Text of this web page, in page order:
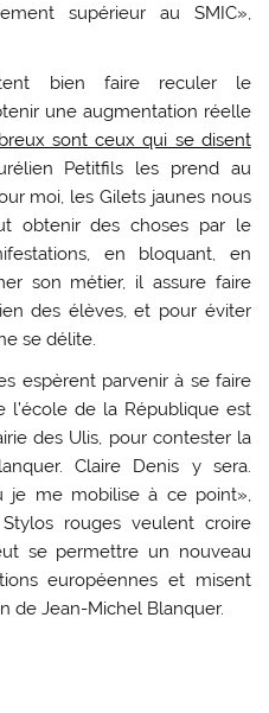
supérieur au SMIC»,
bien faire reculer le
une augmentation réelle
sont ceux qui se disent
Petitfils les prend au
moi, les Gilets jaunes nous
obtenir des choses par le
en bloquant, en
son métier, il assure faire
des élèves, et pour éviter
se délite.
espèrent parvenir à se faire
de la République est
des Ulis, pour contester la
Claire Denis y sera.
je me mobilise à ce point»,
rouges veulent croire
se permettre un nouveau
européennes et misent
de Jean-Michel Blanquer.